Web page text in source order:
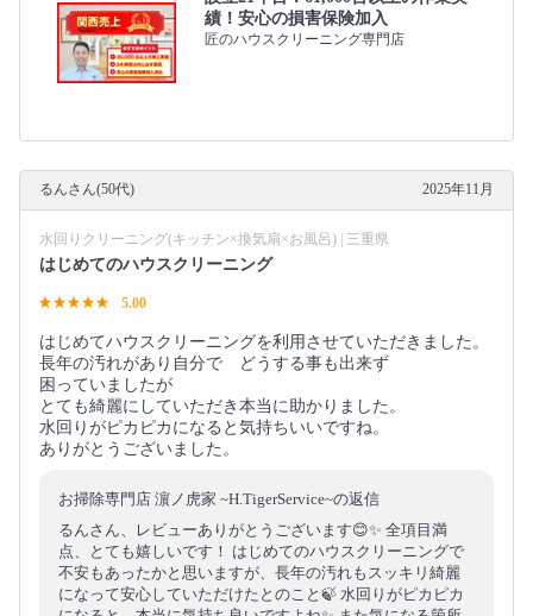
績！安心の損害保険加入
匠のハウスクリーニング専門店
るんさん(50代) 2025年11月
水回りクリーニング(キッチン×換気扇×お風呂) | 三重県
はじめてのハウスクリーニング
5.00
はじめてハウスクリーニングを利用させていただきました。
長年の汚れがあり自分で どうする事も出来ず
困っていましたが
とても綺麗にしていただき本当に助かりました。
水回りがピカピカになると気持ちいいですね。
ありがとうございました。
お掃除専門店 濵ノ虎家 ~H.TigerService~の返信
るんさん、レビューありがとうございます😊✨ 全項目満
点、とても嬉しいです！ はじめてのハウスクリーニングで
不安もあったかと思いますが、長年の汚れもスッキリ綺麗
になって安心していただけたとのこと🍃 水回りがピカピカ